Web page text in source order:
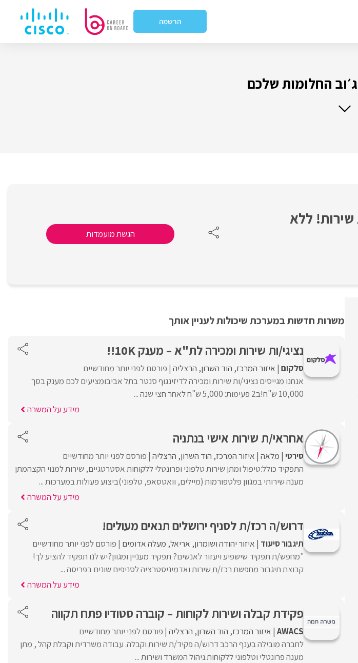
הרשמה
החלומות שלכם
שירות! ללא
הגשת מועמדות
משרות חדשות במערכת שיכולות לעניין אותך
נציגי/ות שירות ומכירה לת"א – מענק 10K!!
סלקום איזור המרכז הוד השרון הרצליה פורסם לפני יותר מחודשיים
אנחנו מגייסים נציגי/ות שירות ומכירה לדיזינגוף סנטר בתל אביבומציעים לכם מענק בסך
10,000 ש"ח!ב2 פעימות: 5,000 ש"ח לאחר חצי שנה ...
מידע על המשרה
אחראי/ת שירות אישי בנתניה
סירטי מלאה איזור המרכז הוד השרון הרצליה פורסם לפני יותר מחודשיים
התפקיד כולל:טיפול ומתן שירות טלפוני ופרונטלי ללקוחות אסטרטגיים, שירות למנוי הקצהמתן
מענה שירותי במגוון פלטפורמות (מיילים, וואטסאפ, טלפוני)ביצוע פעולות במערכות ...
מידע על המשרה
דרוש/ה רכז/ת לסניף ירושלים תנאים מעולים!
תיגבור סיעוד איזור יהודה ושומרון אריאל מעלה אדומים פורסם לפני יותר מחודשיים
"מחפש/ת תפקיד שישפיע ויעזור לאנשים? תפקיד מעניין ומגוון?יש לנו תפקיד להציע לך!
קבוצת תיגבור מחפשת רכז/ת שירות ואדמיניסטרציה לסניפים שונים בפריסה ...
מידע על המשרה
פקידת קבלה ושירות לקוחות – קוברה סטודיו פתח תקווה
AWACS איזור המרכז הוד השרון הרצליה פורסם לפני יותר מחודשיים
לחברה מובילה בענף הרכב דרוש/ה פקיד/ת שירות וקבלה. עבודה משרדית וקבלת קהל , מתן
מענה פרונטלי וטלפוני ללקוחות.ניהול המשרד ושירות ...